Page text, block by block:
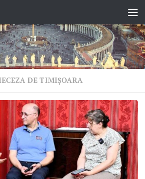
DE TIMIȘOARA